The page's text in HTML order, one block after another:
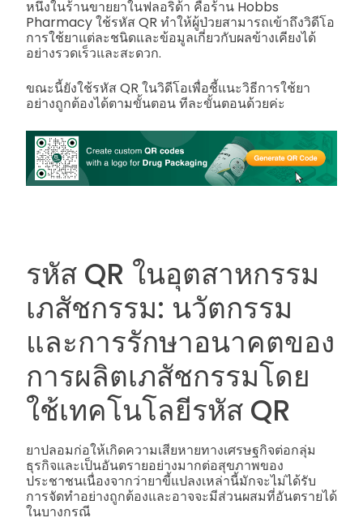
หนึ่งในร้านขายยาในฟลอริด้า คือร้าน Hobbs
Pharmacy ใช้รหัส QR ทำให้ผู้ป่วยสามารถเข้าถึงวิดีโอ
การใช้ยาแต่ละชนิดและข้อมูลเกี่ยวกับผลข้างเคียงได้
อย่างรวดเร็วและสะดวก.
ขณะนี้ยังใช้รหัส QR ในวิดีโอเพื่อชี้แนะวิธีการใช้ยา
อย่างถูกต้องได้ตามขั้นตอน ทีละขั้นตอนด้วยค่ะ
รหัส QR ในอุตสาหกรรม
เภสัชกรรม: นวัตกรรม
และการรักษาอนาคตของ
การผลิตเภสัชกรรมโดย
ใช้เทคโนโลยีรหัส QR
ยาปลอมก่อให้เกิดความเสียหายทางเศรษฐกิจต่อกลุ่ม
ธุรกิจและเป็นอันตรายอย่างมากต่อสุขภาพของ
ประชาชนเนื่องจากว่ายาขี้แปลงเหล่านี้มักจะไม่ได้รับ
การจัดทำอย่างถูกต้องและอาจจะมีส่วนผสมที่อันตรายได้
ในบางกรณี